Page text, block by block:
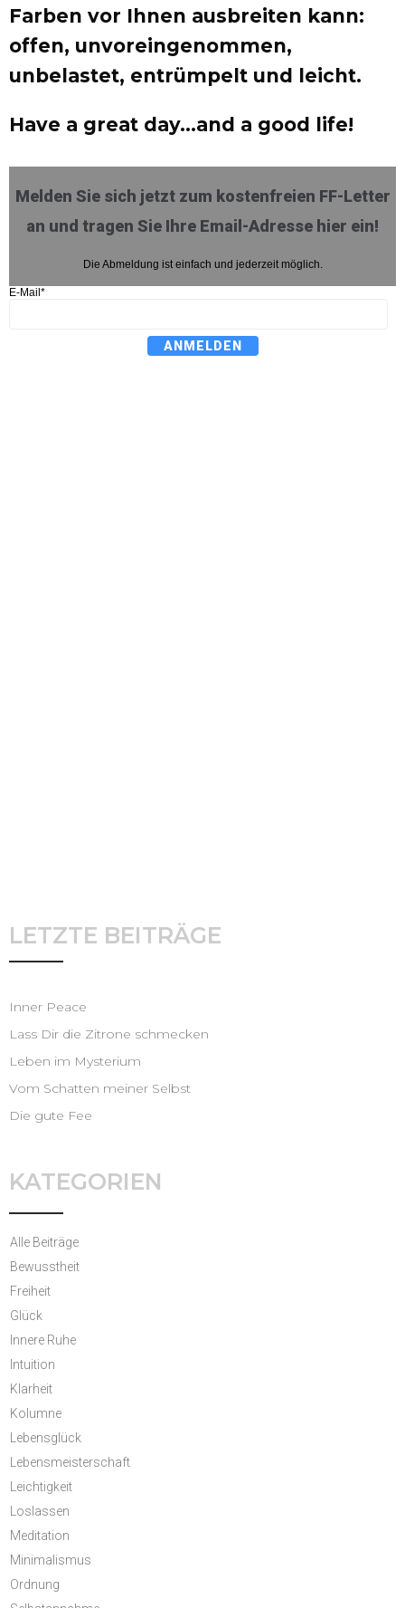
Farben vor Ihnen ausbreiten kann:
offen, unvoreingenommen,
unbelastet, entrümpelt und leicht.
Have a great day…and a good life!
Melden Sie sich jetzt zum kostenfreien FF-Letter
an und tragen Sie Ihre Email-Adresse hier ein!
Die Abmeldung ist einfach und jederzeit möglich.
E-Mail*
ANMELDEN
LETZTE BEITRÄGE
Inner Peace
Lass Dir die Zitrone schmecken
Leben im Mysterium
Vom Schatten meiner Selbst
Die gute Fee
KATEGORIEN
Alle Beiträge
Bewusstheit
Freiheit
Glück
Innere Ruhe
Intuition
Klarheit
Kolumne
Lebensglück
Lebensmeisterschaft
Leichtigkeit
Loslassen
Meditation
Minimalismus
Ordnung